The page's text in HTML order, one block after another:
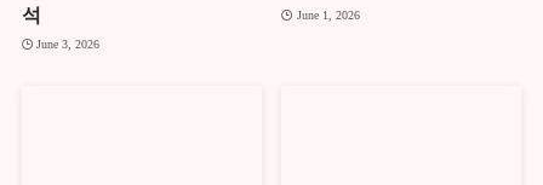
석
June 3, 2026
June 1, 2026